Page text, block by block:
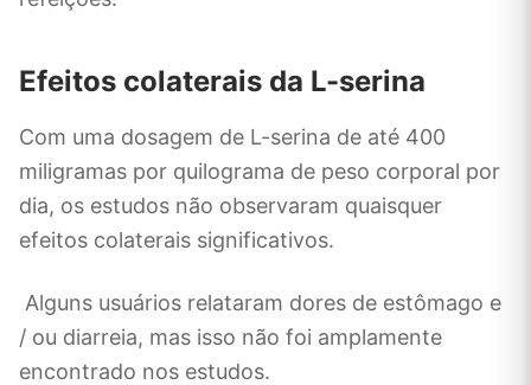
Efeitos colaterais da L-serina
Com uma dosagem de L-serina de até 400
miligramas por quilograma de peso corporal por
dia, os estudos não observaram quaisquer
efeitos colaterais significativos.
Alguns usuários relataram dores de estômago e
/ ou diarreia, mas isso não foi amplamente
encontrado nos estudos.